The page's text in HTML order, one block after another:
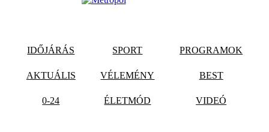
IDŐJÁRÁS SPORT PROGRAMOK
AKTUÁLIS VÉLEMÉNY BEST
0-24 ÉLETMÓD VIDEÓ